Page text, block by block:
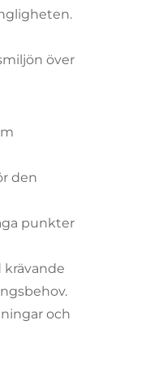
över
den
punkter
och